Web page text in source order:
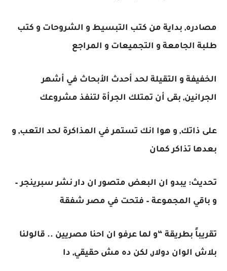
مصادره, بداية من كتب التبسيط و الشروحات و كتب
طلبة الجامعة و التجميعات و المراجع
الخفيفة و التقيلة لحد أحدث الأبحاث في أشهر
الجرانين, بقى أن تمتلك الجرأة لتنفذ مشروعك
على ذاتك, و هوا انك تستمر في المذاكرة لحد التعب, و
بعدها تذاكر كمان
تحديث: يبدو ان البعض متصور ان دار نشر سبرينجر –
و باقي المجموعة – فتحت في مصر شفقة
تقريباً بطريقة “و لما عرفو ان احنا مصريين .. قالولنا
بلاش الوان دولار, لكن ده مش حقيقي, دا